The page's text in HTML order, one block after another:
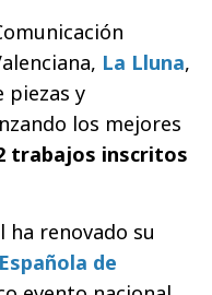
La Lluna,
piezas y
los mejores
trabajos inscritos
ha renovado su
de